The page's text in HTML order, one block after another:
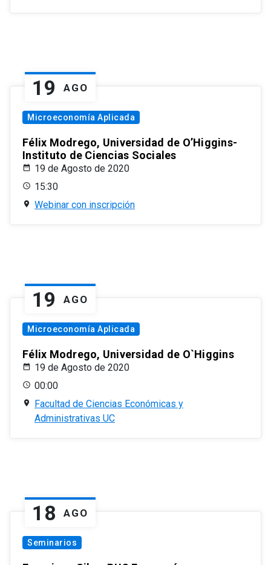
19 AGO
Microeconomía Aplicada
Félix Modrego, Universidad de O’Higgins-
Instituto de Ciencias Sociales
19 de Agosto de 2020
15:30
Webinar con inscripción
19 AGO
Microeconomía Aplicada
Félix Modrego, Universidad de O`Higgins
19 de Agosto de 2020
00:00
Facultad de Ciencias Económicas y
Administrativas UC
18 AGO
Seminarios